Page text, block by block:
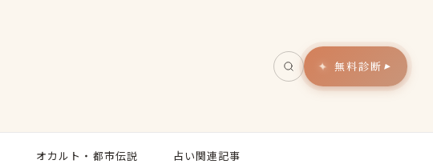
無料診断 ▸
オカルト・都市伝説 占い関連記事